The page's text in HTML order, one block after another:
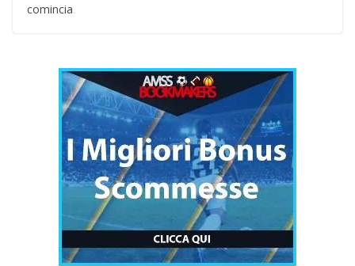
comincia